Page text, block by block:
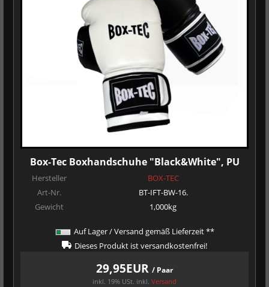
Box-Tec Boxhandschuhe "Black&White", PU
Hersteller
BOX-TEC
Art-Nr.
BT-IFT-BW-16.
Gewicht
1,000kg
Auf Lager / Versand gemäß Lieferzeit **
Dieses Produkt ist versandkostenfrei!
29,95EUR / Paar
inkl. 19% USt. inkl. Versand